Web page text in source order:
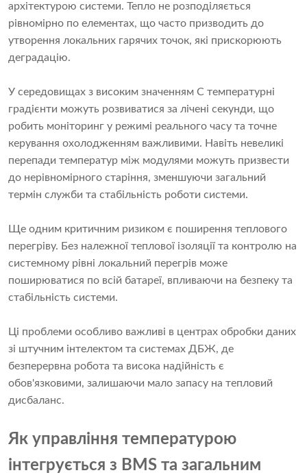
архітектурою системи. Тепло не розподіляється
рівномірно по елементах, що часто призводить до
утворення локальних гарячих точок, які прискорюють
деградацію.
У середовищах з високим значенням C температурні
градієнти можуть розвиватися за лічені секунди, що
робить моніторинг у режимі реального часу та точне
керування охолодженням важливими. Навіть невеликі
перепади температур між модулями можуть призвести
до нерівномірного старіння, зменшуючи загальний
термін служби та стабільність роботи системи.
Ще одним критичним ризиком є ​​поширення теплового
перегріву. Без належної теплової ізоляції та контролю на
системному рівні локальний перегрів може
поширюватися по всій батареї, впливаючи на безпеку та
стабільність системи.
Ці проблеми особливо важливі в центрах обробки даних
зі штучним інтелектом та системах ДБЖ, де
безперервна робота та висока надійність є
обов'язковими, залишаючи мало запасу на тепловий
дисбаланс.
Як управління температурою
інтегрується з BMS та загальним